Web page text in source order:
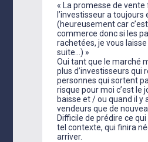
« La promesse de vente
l’investisseur a toujours
(heureusement car
commerce donc si les
rachetées, je vous
suite…) »
Oui tant que le marché
plus d’investisseurs qui
personnes qui sortent
risque pour moi c’est le
baisse et / ou quand il y
vendeurs que de
Difficile de prédire ce
tel contexte, qui finira
arriver.